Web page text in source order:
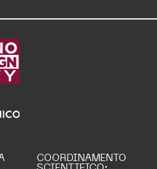
COORDINAMENTO